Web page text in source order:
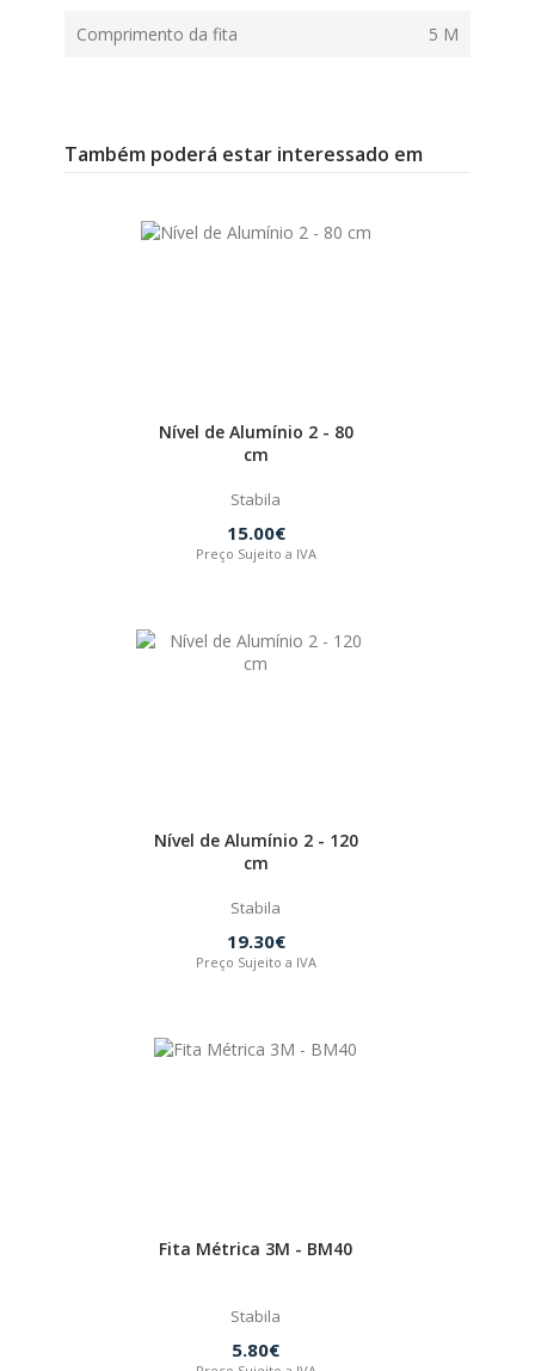
Comprimento da fita 5 M
Também poderá estar interessado em
Nível de Alumínio 2 - 80
cm
Stabila
15.00€
Preço Sujeito a IVA
Nível de Alumínio 2 - 120
cm
Stabila
19.30€
Preço Sujeito a IVA
Fita Métrica 3M - BM40
Stabila
5.80€